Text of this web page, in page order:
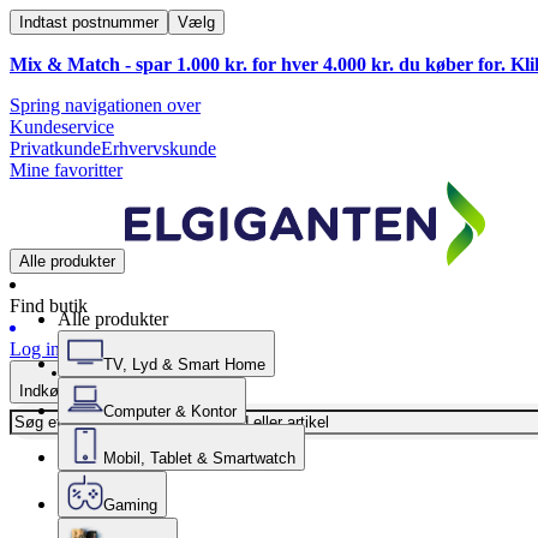
Indtast postnummer Vælg
Mix & Match - spar 1.000 kr. for hver 4.000 kr. du køber for.
Spring navigationen over
Kundeservice
PrivatkundeErhvervskunde
Mine favoritter
Alle produkter
Find butik
Log ind
Indkøbskurv
Alle produkter
TV, Lyd & Smart Home
Computer & Kontor
Mobil, Tablet & Smartwatch
Gaming